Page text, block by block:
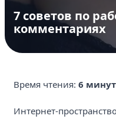
7 советов по
комментариях
Время чтения: 6 минут
Интернет-